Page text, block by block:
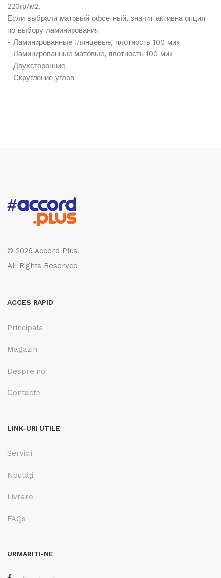
220гр/м2.
Если выбрали матовый офсетный, значит активна опция
по выбору ламинирования
- Ламинированные глянцевые, плотность 100 мик
- Ламинированные матовые, плотность 100 мик
- Двухсторонние
- Скругление углов
© 2026 Accord Plus.
All Rights Reserved
ACCES RAPID
Principala
Magazin
Despre noi
Сontacte
LINK-URI UTILE
Servicii
Noutăți
Livrare
FAQs
URMARITI-NE